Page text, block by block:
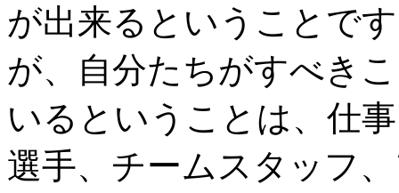
が出来るということで
が、自分たちがすべき
いるということは、仕
選手、チームスタッフ